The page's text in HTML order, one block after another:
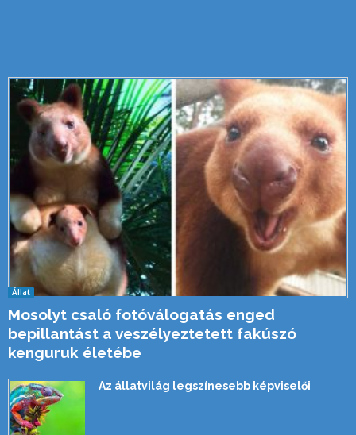
Állat
Mosolyt csaló fotóválogatás enged
bepillantást a veszélyeztetett fakúszó
kenguruk életébe
Az állatvilág legszínesebb képviselői